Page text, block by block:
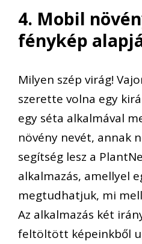
4. Mobil
fénykép
Milyen szép virág!
szerette volna egy
egy séta alkalmával
növény nevét, annak
segítség lesz a
alkalmazás, amellyel
megtudhatjuk, mi
Az alkalmazás két
feltöltött képeinkből